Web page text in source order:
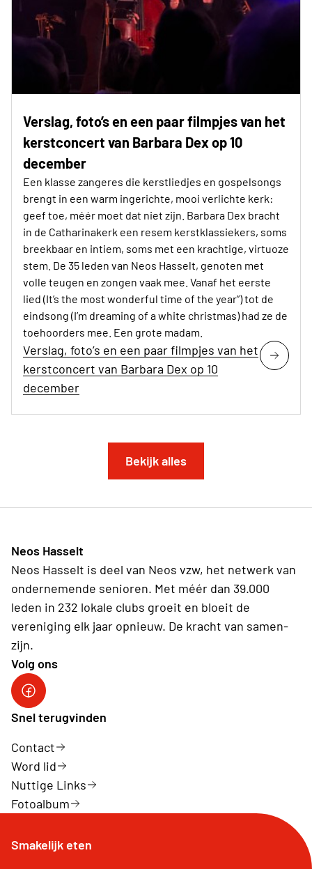
Verslag, foto’s en een paar filmpjes van het
kerstconcert van Barbara Dex op 10
december
Een klasse zangeres die kerstliedjes en gospelsongs
brengt in een warm ingerichte, mooi verlichte kerk:
geef toe, méér moet dat niet zijn. Barbara Dex bracht
in de Catharinakerk een resem kerstklassiekers, soms
breekbaar en intiem, soms met een krachtige, virtuoze
stem. De 35 leden van Neos Hasselt, genoten met
volle teugen en zongen vaak mee. Vanaf het eerste
lied (It’s the most wonderful time of the year”) tot de
eindsong (I’m dreaming of a white christmas) had ze de
toehoorders mee. Een grote madam.
Verslag, foto’s en een paar filmpjes van het
kerstconcert van Barbara Dex op 10
december
Bekijk alles
Neos Hasselt
Neos Hasselt is deel van Neos vzw, het netwerk van
ondernemende senioren. Met méér dan 39.000
leden in 232 lokale clubs groeit en bloeit de
vereniging elk jaar opnieuw. De kracht van samen-
zijn.
Volg ons
Neos Hasselt
Snel terugvinden
Contact
Word lid
Nuttige Links
Fotoalbum
Smakelijk eten